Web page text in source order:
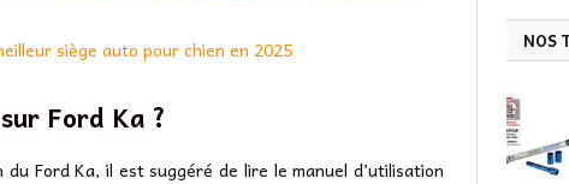
siège auto pour chien en 2025
Ford Ka ?
Ford Ka, il est suggéré de lire le manuel d’utilisation
NOS